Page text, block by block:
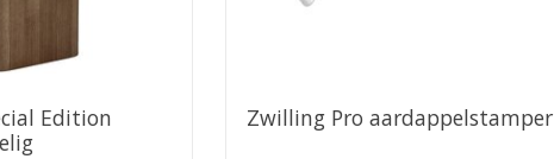
Edition
Zwilling Pro aardappelstamper